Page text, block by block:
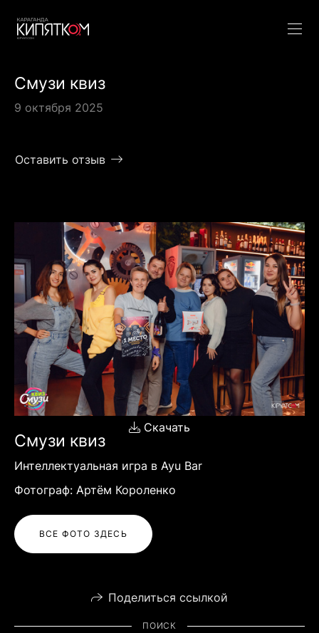
Смузи квиз
9 октября 2025
Оставить отзыв
Скачать
Смузи квиз
Интеллектуальная игра в Ayu Bar
Фотограф: Артём Короленко
ВСЕ ФОТО ЗДЕСЬ
Поделиться ссылкой
ПОИСК